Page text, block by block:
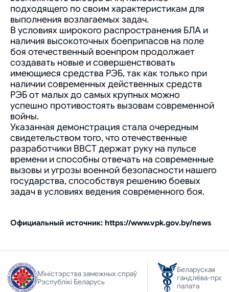
подходящего по своим характеристикам для
выполнения возлагаемых задач.
В условиях широкого распространения БЛА и
наличия высокоточных боеприпасов на поле
боя отечественный военпром продолжает
создавать новые и совершенствовать
имеющиеся средства РЭБ, так как только при
наличии современных действенных средств
РЭБ от малых до самых крупных можно
успешно противостоять вызовам современной
войны.
Указанная демонстрация стала очередным
свидетельством того, что отечественные
разработчики ВВСТ держат руку на пульсе
времени и способны отвечать на современные
вызовы и угрозы военной безопасности нашего
государства, способствуя решению боевых
задач в условиях ведения современного боя.
Официальный источник: https://www.vpk.gov.by/news
Міністэрства замежных спраў
Рэспублікі Беларусь
Беларуская
гандлёва-
палата